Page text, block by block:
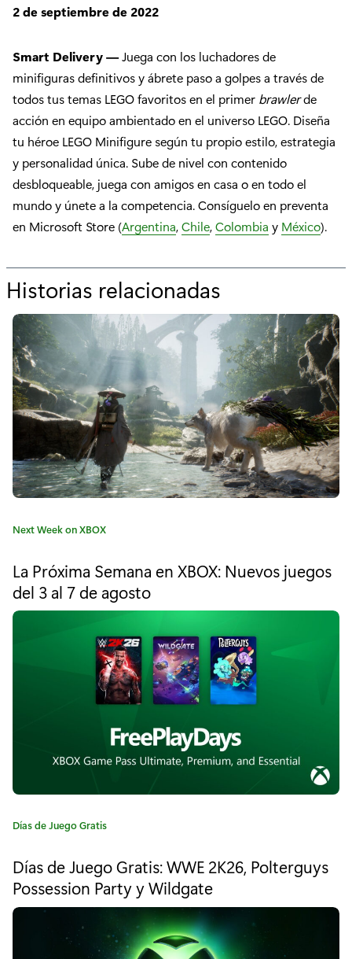
2 de septiembre de 2022
Smart Delivery —Juega con los luchadores de
minifiguras definitivos y ábrete paso a golpes a través de
todos tus temas LEGO favoritos en el primer brawlerde
acción en equipo ambientado en el universo LEGO. Diseña
tu héroe LEGO Minifigure según tu propio estilo, estrategia
y personalidad única. Sube de nivel con contenido
desbloqueable, juega con amigos en casa o en todo el
mundo y únete a la competencia. Consíguelo en preventa
en Microsoft Store (Argentina,Chile,Colombia y México).
Historias relacionadas
o
r
"
L
a
p
r
i
a
s
e
m
a
n
a
n
X
b
o
C
e
g
o
Next Week on XBOX
La Próxima Semana en XBOX: Nuevos juegos
del 3 al 7 de agosto
C
e
g
o
Días de Juego Gratis
Días de Juego Gratis: WWE 2K26, Polterguys
Possession Party y Wildgate